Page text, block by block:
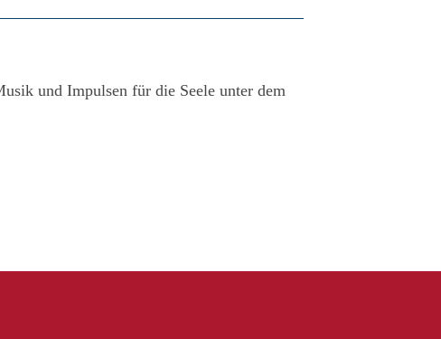
und Impulsen für die Seele unter dem